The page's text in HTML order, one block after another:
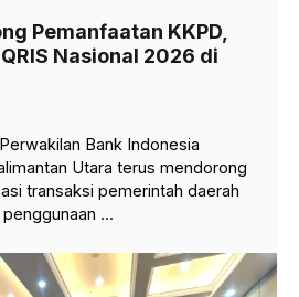
Pemanfaatan KKPD,
Nasional 2026 di
Bank Indonesia
Utara terus mendorong
transaksi pemerintah daerah
...